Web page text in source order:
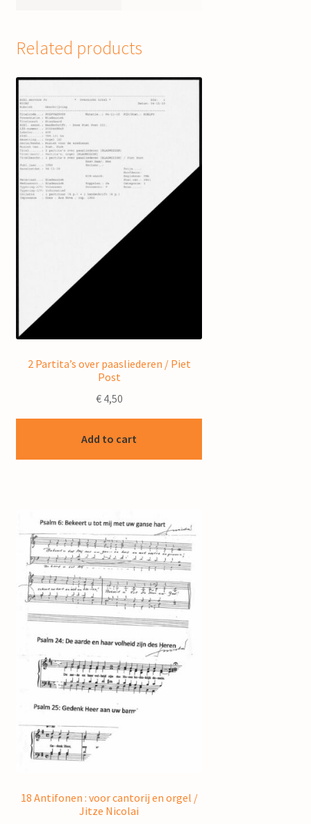
Related products
2 Partita’s over paasliederen / Piet
Post
€4,50
Add to cart
18 Antifonen : voor cantorij en orgel /
Jitze Nicolai